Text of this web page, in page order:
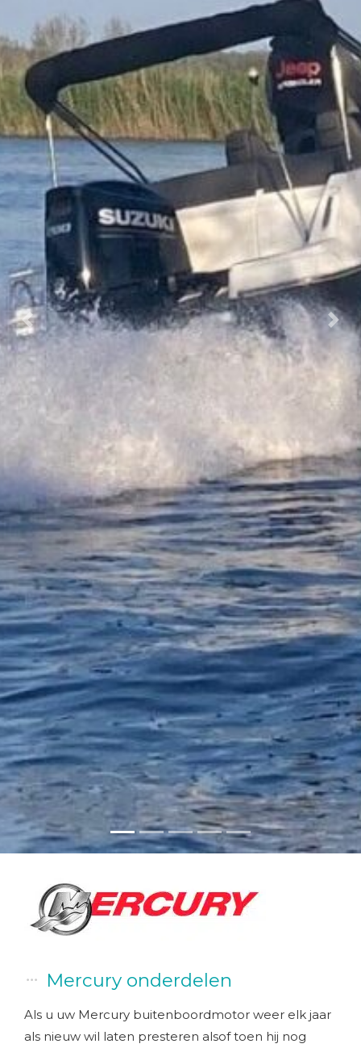
Previous
Mercury onderdelen
Als u uw Mercury buitenboordmotor weer elk jaar
als nieuw wil laten presteren alsof toen hij nog